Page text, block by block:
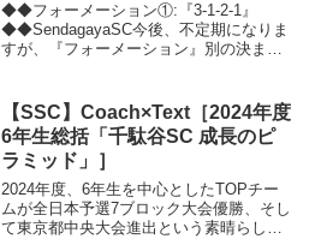
◆◆フォーメーション①:『3-1-2-1』
◆◆SendagayaSC今後、不定期になりま
すが、『フォーメーション』別の決まり
1-2-1」についてです👍コーチ陣が考...
【SSC】Coach×Text［2024年度
6年生総括「千駄谷SC 成長のピ
ラミッド」］
2024年度、6年生を中心としたTOPチー
ムが全日本予選7ブロック大会優勝、そし
て東京都中央大会進出という素晴らしい